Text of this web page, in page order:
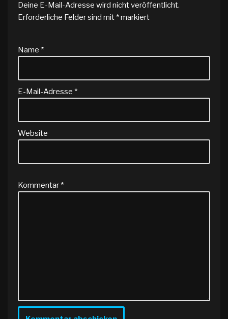
Deine E-Mail-Adresse wird nicht veröffentlicht.
Erforderliche Felder sind mit *markiert
Name *
E-Mail-Adresse *
Website
Kommentar *